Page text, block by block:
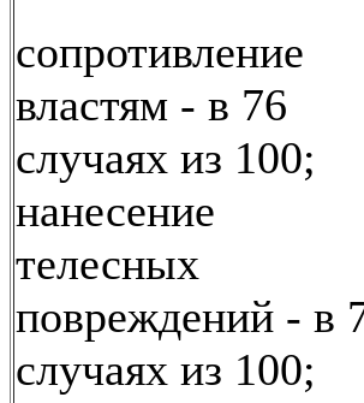
сопротивление
властям - в 76
случаях из 100;
нанесение
телесных
повреждений - в
случаях из 100;